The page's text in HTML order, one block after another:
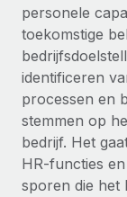
Zzp'ers
PEO
Remote
HR
GROEIFASE
Start-ups
Flexibele
bedrijven
Mid-
Teams
Ontdek
LEREN MET
Onderzoek
Casestudy's
Nederlands
Français
Deutsch
Español
personele
toekomstige
identificeren
processen en
stemmen op
bedrijf. Het
HR-functies
sporen die het